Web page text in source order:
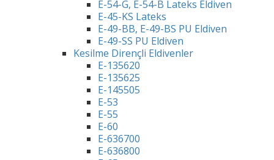
E-54-G, E-54-B Lateks Eldiven
E-45-KS Lateks
E-49-BB, E-49-BS PU Eldiven
E-49-SS PU Eldiven
Kesilme Dirençli Eldivenler
E-135620
E-135625
E-145505
E-53
E-55
E-60
E-636700
E-636800